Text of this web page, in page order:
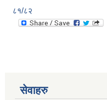
८१/८२
सेवाहरु